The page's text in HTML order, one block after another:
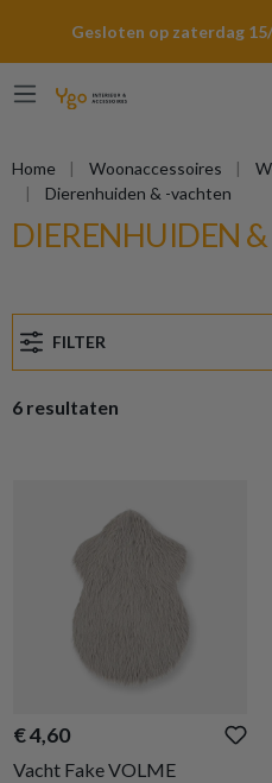
Gesloten op zaterdag
Home Woonaccessoires
Dierenhuiden & -vachten
DIERENHUIDEN
FILTER
6 resultaten
€ 4,60
Vacht Fake VOLME